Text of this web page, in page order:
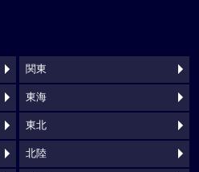
関東
東海
東北
北陸